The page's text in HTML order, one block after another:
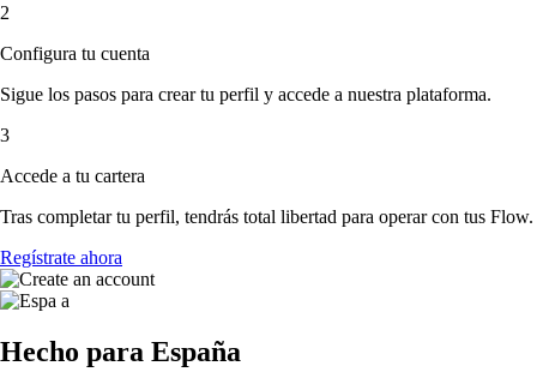
2
Configura tu cuenta
Sigue los pasos para crear tu perfil y accede a nuestra plataforma.
3
Accede a tu cartera
Tras completar tu perfil, tendrás total libertad para operar con tus Flow.
Regístrate ahora
Hecho para España